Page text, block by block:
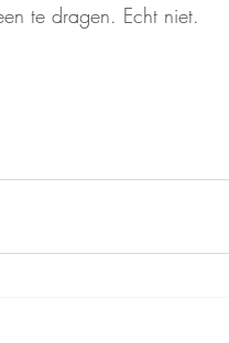
te dragen. Echt niet.